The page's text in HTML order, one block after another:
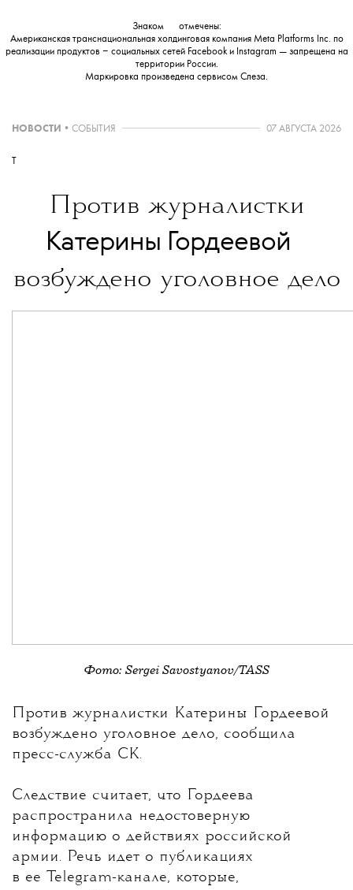
Знаком
отмечены:
Американская транснациональная холдинговая компания Meta Platforms Inc. по
реализации продуктов ‒ социальных сетей Facebook и Instagram — запрещена на
территории России.
Маркировка произведена сервисом Слеза.
НОВОСТИ • СОБЫТИЯ 07 АВГУСТА 2026
T
Против журналистки
Катерины Гордеевой
возбуждено уголовное дело
Фото: Sergei Savostyanov/TASS
Против журналистки Катерины Гордеевой
возбуждено уголовное дело, сообщила
пресс-служба СК.
Следствие считает, что Гордеева
распространила недостоверную
информацию о действиях российской
армии. Речь идет о публикациях
в ее Telegram-канале, которые,